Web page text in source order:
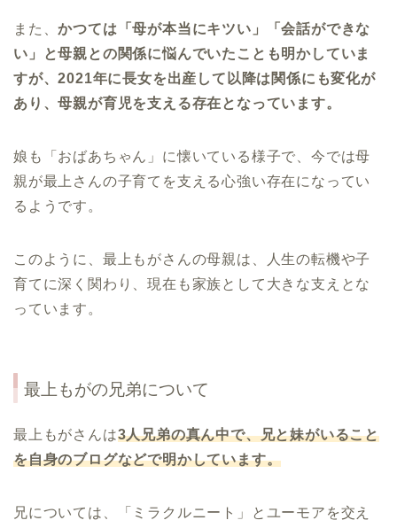
また、かつては「母が本当にキツい」「会話ができな
い」と母親との関係に悩んでいたことも明かしていま
すが、2021年に長女を出産して以降は関係にも変化が
あり、母親が育児を支える存在となっています。
娘も「おばあちゃん」に懐いている様子で、今では母
親が最上さんの子育てを支える心強い存在になってい
るようです。
このように、最上もがさんの母親は、人生の転機や子
育てに深く関わり、現在も家族として大きな支えとな
っています。
最上もがの兄弟について
最上もがさんは3人兄弟の真ん中で、兄と妹がいること
を自身のブログなどで明かしています。
兄については、「ミラクルニート」とユーモアを交え